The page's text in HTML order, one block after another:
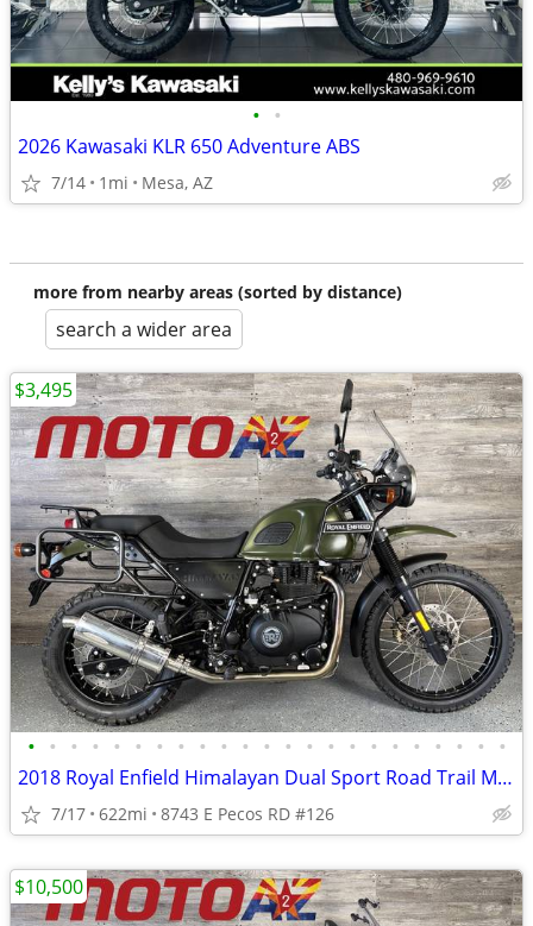
• •
2026 Kawasaki KLR 650 Adventure ABS
7/14 1mi Mesa, AZ
more from nearby areas (sorted by distance)
search a wider area
• • • • • • • • • • • • • • • • • • • • • • •
2018 Royal Enfield Himalayan Dual Sport Road Trail Must See!
7/17 622mi 8743 E Pecos RD #126
$3,495
$10,500